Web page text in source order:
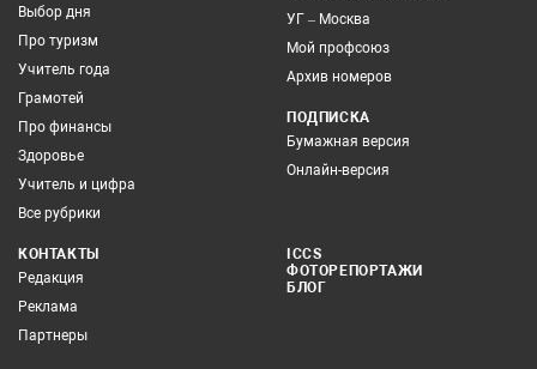
Выбор дня
Про туризм
Учитель года
Грамотей
Про финансы
Здоровье
Учитель и цифра
Все рубрики
УГ – Москва
Мой профсоюз
Архив номеров
ПОДПИСКА
Бумажная версия
Онлайн-версия
КОНТАКТЫ
Редакция
Реклама
Партнеры
ICCS
ФОТОРЕПОРТАЖИ
БЛОГ